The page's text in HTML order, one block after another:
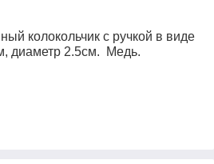
колокольчик с ручкой в виде
диаметр 2.5см. Медь.